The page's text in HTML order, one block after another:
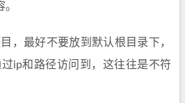
，最好不要放到默认根目录下，
ip和路径访问到，这往往是不符